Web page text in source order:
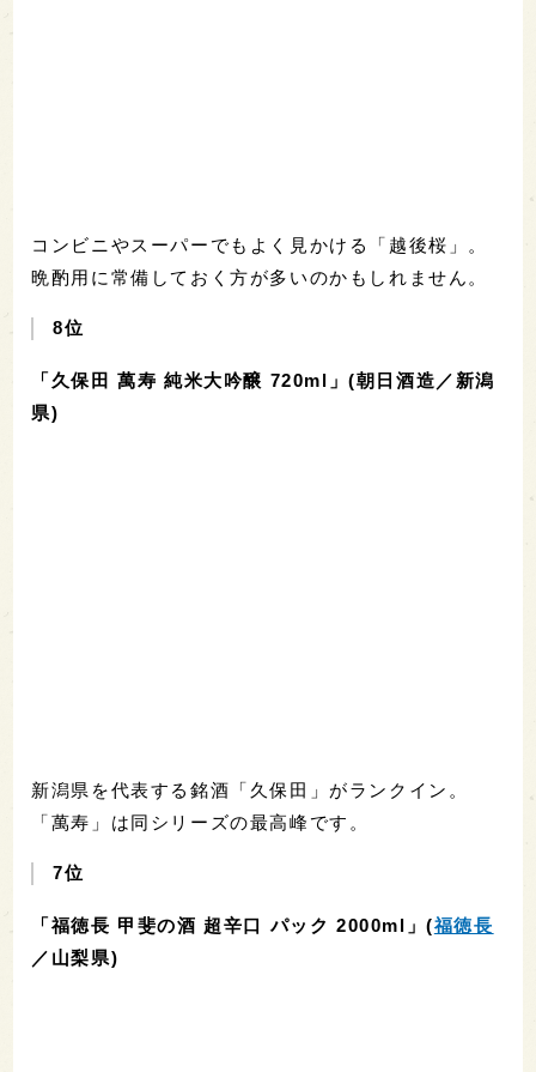
コンビニやスーパーでもよく見かける「越後桜」。
晩酌用に常備しておく方が多いのかもしれません。
8位
「久保田 萬寿 純米大吟醸 720ml」(朝日酒造／新潟
県)
新潟県を代表する銘酒「久保田」がランクイン。
「萬寿」は同シリーズの最高峰です。
7位
「福徳長 甲斐の酒 超辛口 パック 2000ml」(福徳長
／山梨県)